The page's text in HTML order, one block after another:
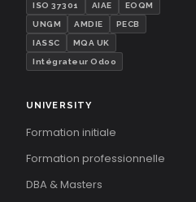
ISO 37301 AIAE EOQM
UNGM AMDIE PECB
IASSC MQA UK
Intégrateur Odoo
UNIVERSITY
Formation initiale
Formation professionnelle
DBA & Masters